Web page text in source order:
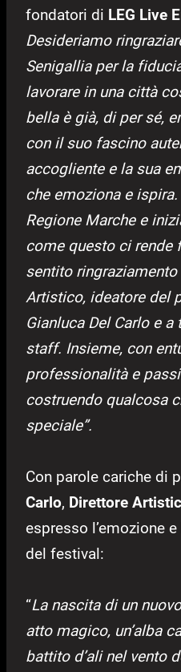
fondatori di LEG Live
Desideriamo
Senigallia per la
lavorare in una città
bella è già, di per sé,
con il suo fascino
accogliente e la sua
che emoziona e
Regione Marche e
come questo ci rende
sentito
Artistico, ideatore del
Gianluca Del Carlo e
staff. Insieme, con
professionalità e
costruendo qualcosa
speciale”.
Con parole cariche di
Carlo, Direttore
espresso l’emozione
del festival:
“La nascita di un
atto magico, un’alba
battito d’ali nel vento